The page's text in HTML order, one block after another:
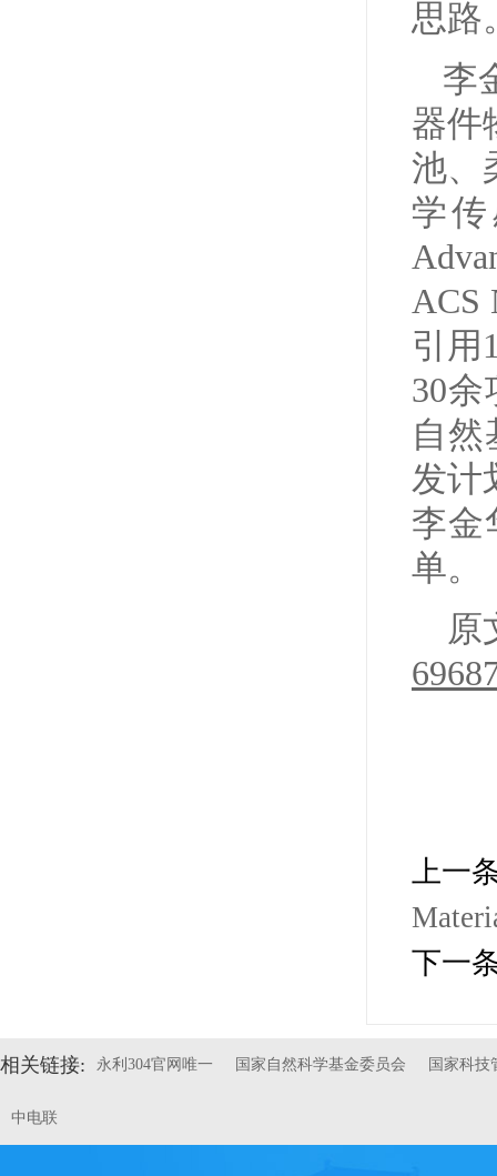
思路
李
器件
池、
学传
ACS
引用
30
自然
发计
李金
单。
原
上一
下一
相关链接: 永利304官网唯一 国家自然科学基金委员会 国家科
中电联